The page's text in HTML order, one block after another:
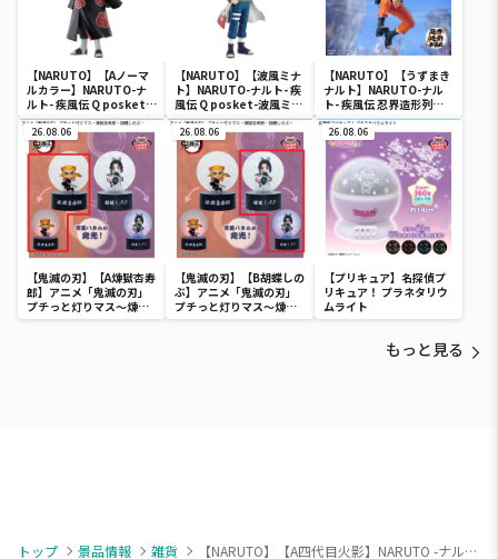
【NARUTO】【Aノーマ
ルカラー】NARUTO-ナ
ルト- 疾風伝 Q posket-
うちはイタチ-
【NARUTO】【波風ミナ
ト】NARUTO-ナルト- 疾
風伝 Q posket-波風ミナ
ト-
【NARUTO】【うずまき
ナルト】NARUTO-ナル
ト- 疾風伝 忍界造形列伝-
うずまきナルト-
26.08.06
【鬼滅の刃】【A煉獄杏寿
郎】アニメ「鬼滅の刃」
プチっと灯りマス～煉獄
杏寿郎・胡蝶しのぶ～
26.08.06
【鬼滅の刃】【B胡蝶しの
ぶ】アニメ「鬼滅の刃」
プチっと灯りマス～煉獄
杏寿郎・胡蝶しのぶ～
26.08.06
【プリキュア】名探偵プ
リキュア！ プラネタリウ
ムライト
もっと見る
トップ 景品情報 雑貨
【NARUTO】【A四代目火影】NARUTO -ナルト- 疾風伝 なりきりビッグタオル